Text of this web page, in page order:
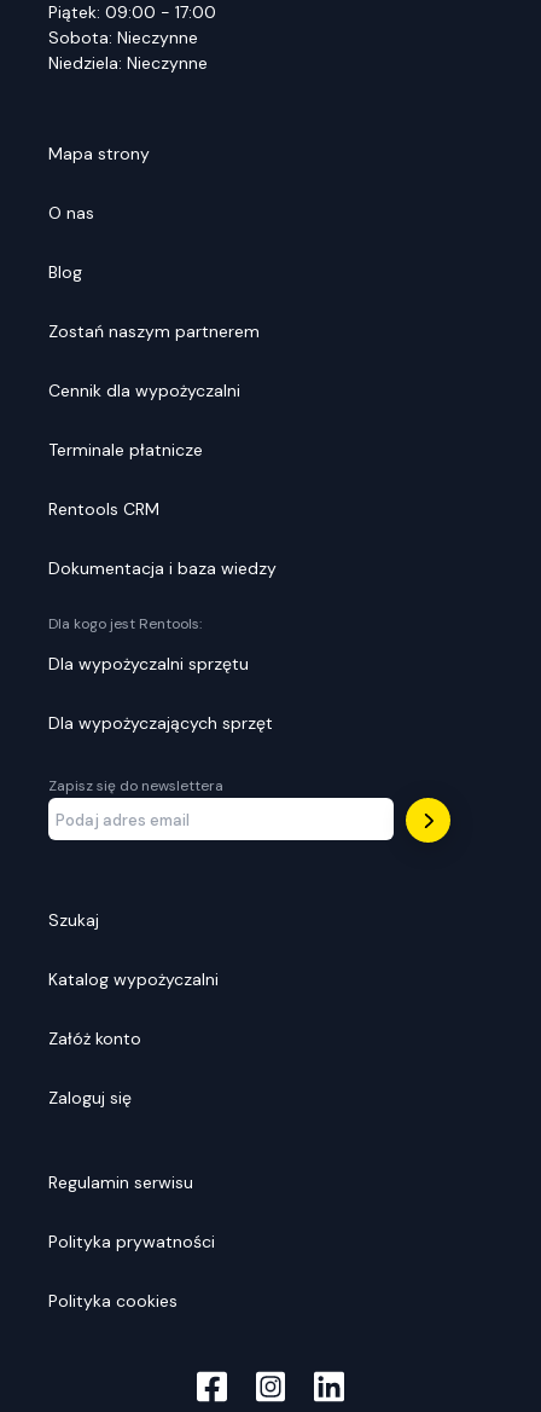
Piątek: 09:00 - 17:00
Sobota: Nieczynne
Niedziela: Nieczynne
Mapa strony
O nas
Blog
Zostań naszym partnerem
Cennik dla wypożyczalni
Terminale płatnicze
Rentools CRM
Dokumentacja i baza wiedzy
Dla kogo jest Rentools:
Dla wypożyczalni sprzętu
Dla wypożyczających sprzęt
Zapisz się do newslettera
Szukaj
Katalog wypożyczalni
Załóż konto
Zaloguj się
Regulamin serwisu
Polityka prywatności
Polityka cookies